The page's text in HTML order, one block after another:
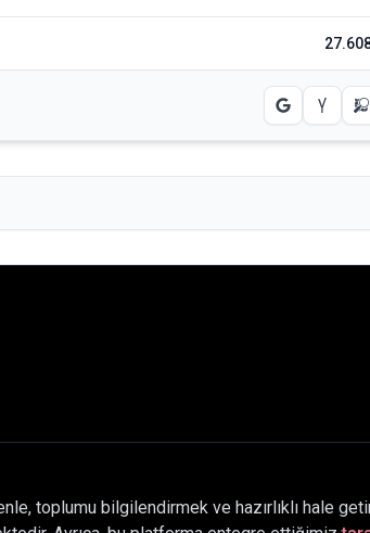
toplumu bilgilendirmek ve hazırlıklı hale